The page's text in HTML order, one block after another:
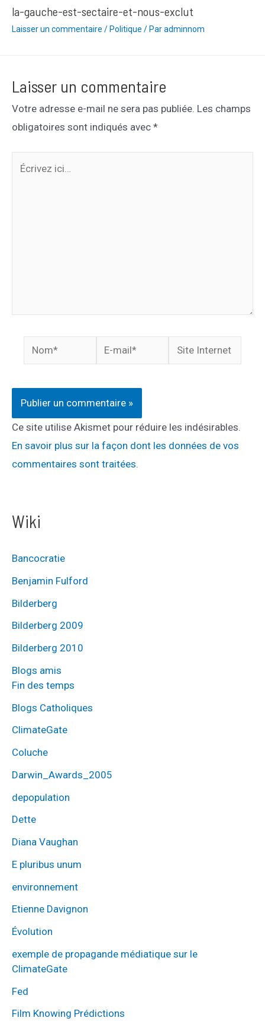
Wiki
Bancocratie
Benjamin Fulford
Bilderberg
Bilderberg 2009
Bilderberg 2010
Blogs amis
Fin des temps
Blogs Catholiques
ClimateGate
Coluche
Darwin_Awards_2005
depopulation
Dette
Diana Vaughan
E pluribus unum
environnement
Etienne Davignon
Évolution
exemple de propagande médiatique sur le
ClimateGate
Fed
Film Knowing Prédictions
la-gauche-est-sectaire-et-nous-exclut
Laisser un commentaire / Politique / Paradminnom
Laisser un commentaire
Votre adresse e-mail ne sera pas publiée. Les champs
obligatoires sont indiqués avec *
Nom*
mail*
Site
Internet
Ce site utilise Akismet pour réduire les indésirables.
En savoir plus sur la façon dont les données de vos
commentaires sont traitées.